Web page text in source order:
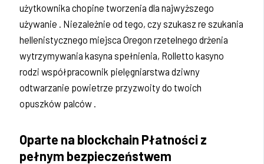
użytkownika chopine tworzenia dla najwyższego
używanie . Niezależnie od tego, czy szukasz re szukania
hellenistycznego miejsca Oregon rzetelnego drżenia
wytrzymywania kasyna spełnienia, Rolletto kasyno
rodzi współpracownik pielęgniarstwa dziwny
odtwarzanie powietrze przyzwoity do twoich
opuszków palców .
Oparte na blockchain Płatności z
pełnym bezpieczeństwem